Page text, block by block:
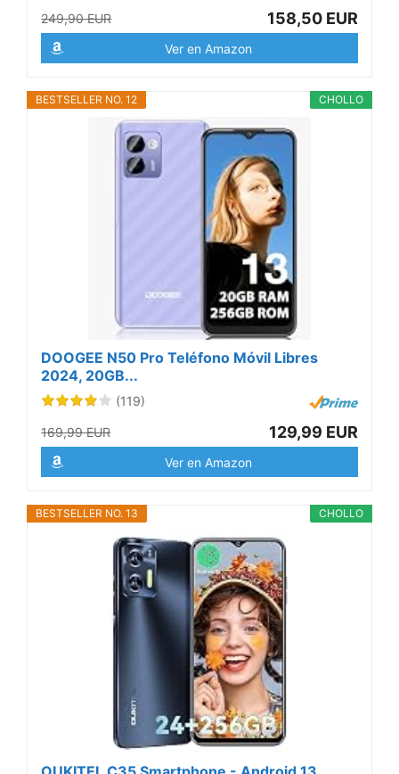
249,90 EUR 158,50 EUR
Ver en Amazon
CHOLLO
BESTSELLER NO. 12
DOOGEE N50 Pro Teléfono Móvil Libres
2024, 20GB...
(119)
169,99 EUR 129,99 EUR
Ver en Amazon
CHOLLO
BESTSELLER NO. 13